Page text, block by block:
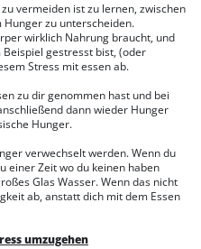
vermeiden ist zu lernen, zwischen
zu unterscheiden.
wirklich Nahrung braucht, und
gestresst bist, (oder
Stress mit essen ab.
zu dir genommen hast und bei
dann wieder Hunger
Hunger.
verwechselt werden. Wenn du
einer Zeit wo du keinen haben
Glas Wasser. Wenn das nicht
ab, anstatt dich mit dem Essen
umzugehen